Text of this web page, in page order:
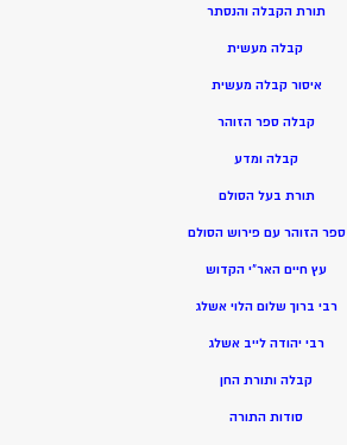
תורת הקבלה והנסתר
קבלה מעשית
איסור קבלה מעשית
קבלה ספר הזוהר
קבלה ומדע
תורת בעל הסולם
ספר הזוהר עם פירוש הסולם
עץ חיים האר”י הקדוש
רבי ברוך שלום הלוי אשלג
רבי יהודה לייב אשלג
קבלה ותורת החן
סודות התורה